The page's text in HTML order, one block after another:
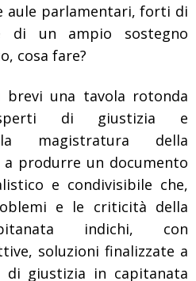
aule parlamentari, forti di
di un ampio sostegno
cosa fare?
brevi una tavola rotonda
di giustizia e
magistratura della
a produrre un documento
e condivisibile che,
e le criticità della
indichi, con
soluzioni finalizzate a
di giustizia in capitanata